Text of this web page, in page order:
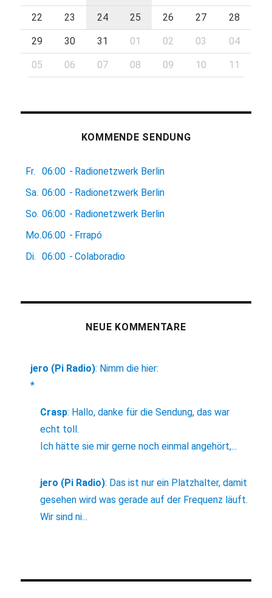
22 23 24 25 26 27 28
29 30 31 01 02 03 04
05 06 07 08 09 10 11
KOMMENDE SENDUNG
Fr. 06:00 - Radionetzwerk Berlin
Sa. 06:00 - Radionetzwerk Berlin
So. 06:00 - Radionetzwerk Berlin
Mo.06:00 - Frrapó
Di.
06:00 - Colaboradio
NEUE KOMMENTARE
jero (Pi Radio): Nimm die hier:
*
Crasp: Hallo, danke für die Sendung, das war
echt toll.
Ich hätte sie mir gerne noch einmal angehört,...
jero (Pi Radio): Das ist nur ein Platzhalter, damit
gesehen wird was gerade auf der Frequenz läuft.
Wir sind ni...